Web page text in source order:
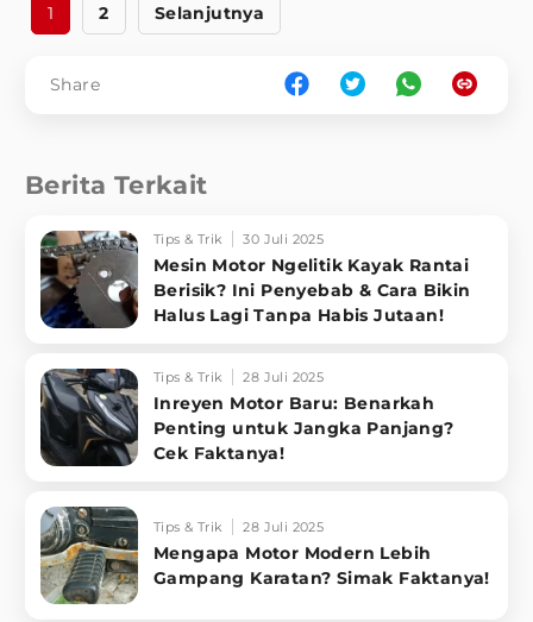
1 2 Selanjutnya
Share
Berita Terkait
Tips & Trik 30 Juli 2025
Mesin Motor Ngelitik Kayak Rantai
Berisik? Ini Penyebab & Cara Bikin
Halus Lagi Tanpa Habis Jutaan!
Tips & Trik 28 Juli 2025
Inreyen Motor Baru: Benarkah
Penting untuk Jangka Panjang?
Cek Faktanya!
Tips & Trik 28 Juli 2025
Mengapa Motor Modern Lebih
Gampang Karatan? Simak Faktanya!